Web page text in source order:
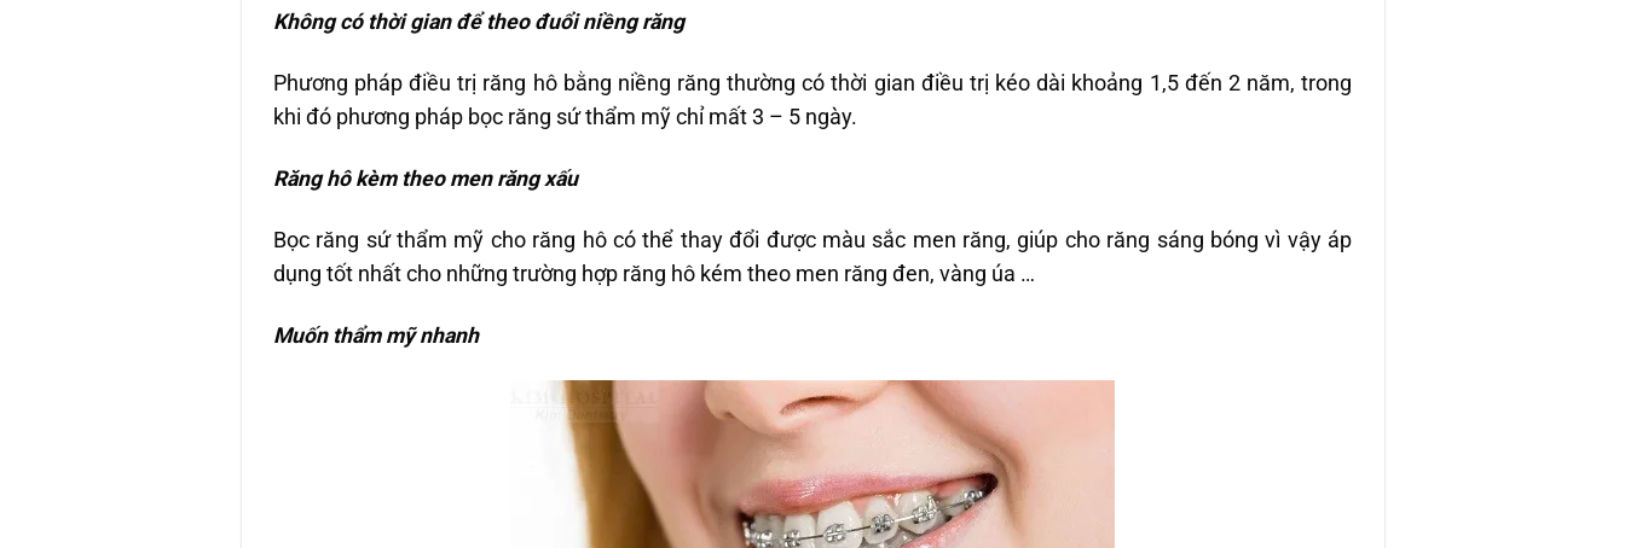
Không có thời gian để theo đuổi niềng răng
Phương pháp điều trị răng hô bằng niềng răng thường có thời gian điều trị kéo dài khoảng 1,5 đến 2 năm, trong
khi đó phương pháp bọc răng sứ thẩm mỹ chỉ mất 3 – 5 ngày.
Răng hô kèm theo men răng xấu
Bọc răng sứ thẩm mỹ cho răng hô có thể thay đổi được màu sắc men răng, giúp cho răng sáng bóng vì vậy áp
dụng tốt nhất cho những trường hợp răng hô kém theo men răng đen, vàng úa …
Muốn thẩm mỹ nhanh